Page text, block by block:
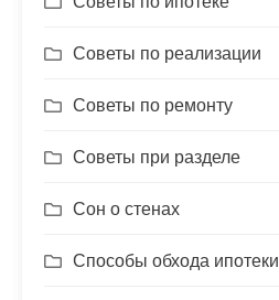
Советы по реализации
Советы по ремонту
Советы при разделе
Сон о стенах
Способы обхода ипотеки